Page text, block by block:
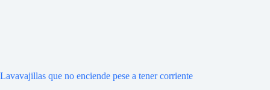
Lavavajillas que no enciende pese a tener corriente